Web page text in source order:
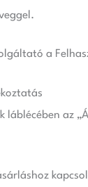
a
láblécében az